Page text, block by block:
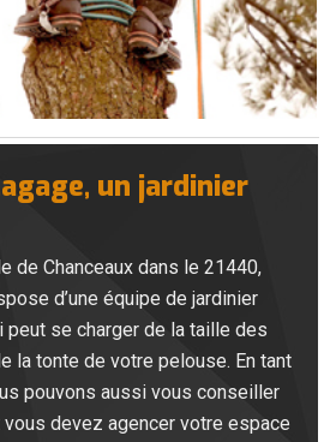
un jardinier
de Chanceaux dans le 21440,
d’une équipe de jardinier
se charger de la taille des
la tonte de votre pelouse. En tant
pouvons aussi vous conseiller
vous devez agencer votre espace